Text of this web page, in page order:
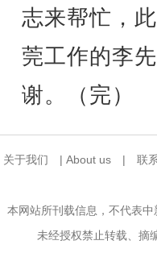
志来帮忙，
莞工作的李
谢。（完）
关于我们 | About us | 联
本网站所刊载信息，不代表
未经授权禁止转载、摘